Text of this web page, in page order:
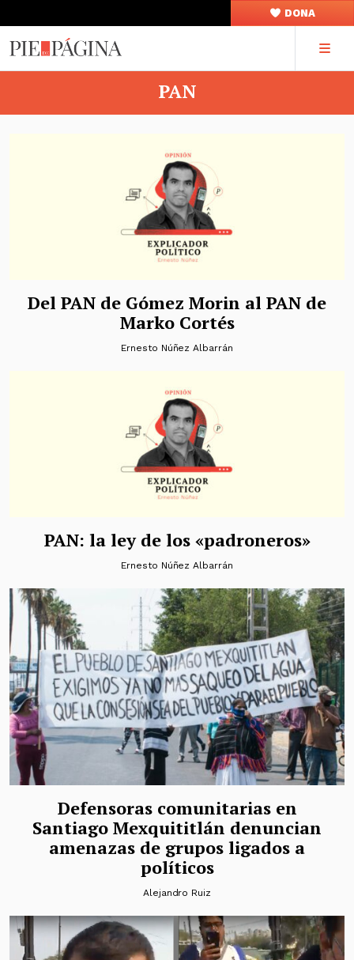
DONA
PAN
Del PAN de Gómez Morin al PAN de
Marko Cortés
Ernesto Núñez Albarrán
PAN: la ley de los «padroneros»
Ernesto Núñez Albarrán
Defensoras comunitarias en
Santiago Mexquititlán denuncian
amenazas de grupos ligados a
políticos
Alejandro Ruiz